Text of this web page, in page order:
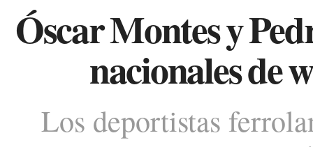
Óscar Montes y
nacionales de
Los deportistas